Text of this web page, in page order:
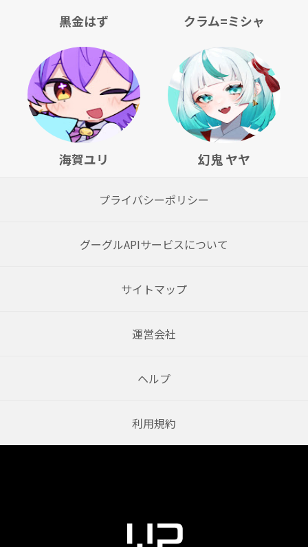
黒金はず クラム=ミシャ
海賀ユリ 幻鬼 ヤヤ
プライバシーポリシー
グーグルAPIサービスについて
サイトマップ
運営会社
ヘルプ
利用規約